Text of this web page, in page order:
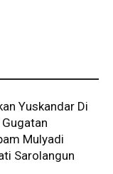
Yuskandar Di
Mulyadi
Sarolangun